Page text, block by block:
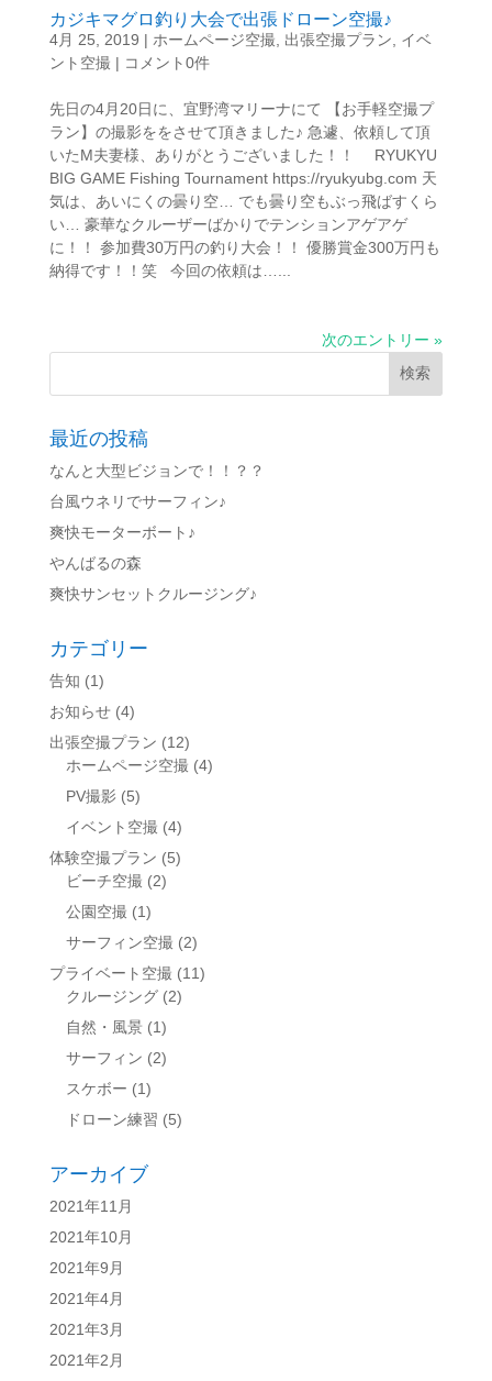
カジキマグロ釣り大会で出張ドローン空撮♪
4月 25, 2019 | ホームページ空撮, 出張空撮プラン, イベ
ント空撮 | コメント0件
先日の4月20日に、宜野湾マリーナにて 【お手軽空撮プ
ラン】の撮影ををさせて頂きました♪ 急遽、依頼して頂
いたM夫妻様、ありがとうございました！！ RYUKYU
BIG GAME Fishing Tournament https://ryukyubg.com 天
気は、あいにくの曇り空… でも曇り空もぶっ飛ばすくら
い… 豪華なクルーザーばかりでテンションアゲアゲ
に！！ 参加費30万円の釣り大会！！ 優勝賞金300万円も
納得です！！笑 今回の依頼は…...
次のエントリー »
最近の投稿
なんと大型ビジョンで！！？？
台風ウネリでサーフィン♪
爽快モーターボート♪
やんばるの森
爽快サンセットクルージング♪
カテゴリー
告知 (1)
お知らせ(4)
出張空撮プラン (12)
ホームページ空撮 (4)
PV撮影(5)
イベント空撮 (4)
体験空撮プラン (5)
ビーチ空撮 (2)
公園空撮 (1)
サーフィン空撮 (2)
プライベート空撮 (11)
クルージング(2)
自然・風景(1)
サーフィン (2)
スケボー (1)
ドローン練習 (5)
アーカイブ
2021年11月
2021年10月
2021年9月
2021年4月
2021年3月
2021年2月